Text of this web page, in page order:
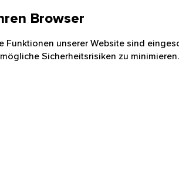
Browser
Funktionen unserer Website sind
Sicherheitsrisiken zu minimieren.